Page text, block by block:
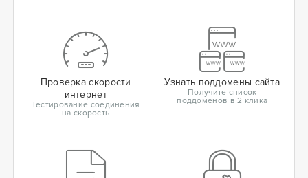
Проверка скорости
интернет
Тестирование соединения
на скорость
Узнать поддомены сайта
Получите список
поддоменов в 2 клика